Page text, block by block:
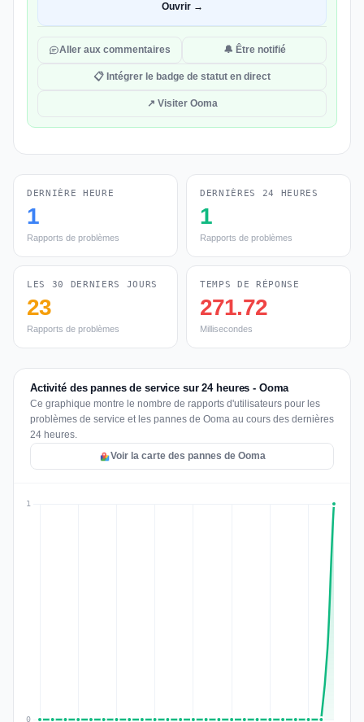
Ouvrir →
Aller aux commentaires 🔔 Être notifié
📋 Intégrer le badge de statut en direct
↗ Visiter Ooma
DERNIÈRE HEURE
1
Rapports de problèmes
DERNIÈRES 24 HEURES
1
Rapports de problèmes
LES 30 DERNIERS JOURS
23
Rapports de problèmes
TEMPS DE RÉPONSE
271.72
Millisecondes
Activité des pannes de service sur 24 heures - Ooma
Ce graphique montre le nombre de rapports d'utilisateurs pour les
problèmes de service et les pannes de Ooma au cours des dernières
24 heures.
Voir la carte des pannes de Ooma